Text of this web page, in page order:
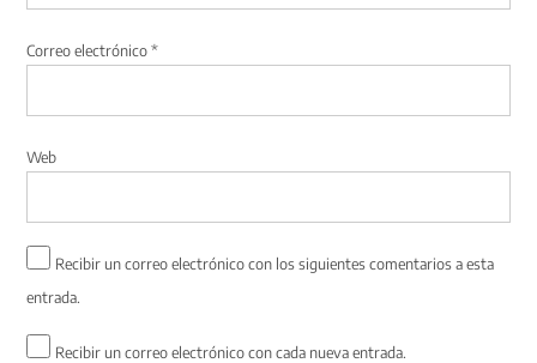
Correo electrónico*
Web
Recibir un correo electrónico con los siguientes comentarios a esta
entrada.
Recibir un correo electrónico con cada nueva entrada.